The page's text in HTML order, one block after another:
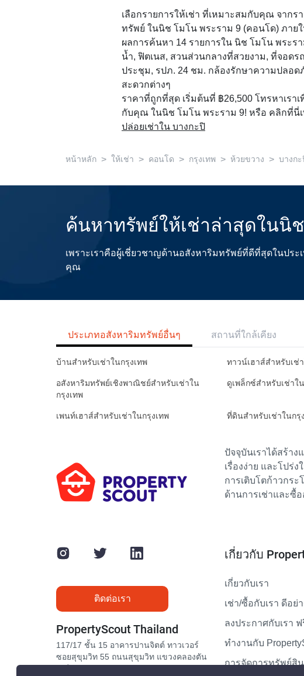
เลือกรายการให้เช่า ที่เหมาะสมกับคุณ จากร
ทรัพย์ ในนิช โมโน พระราม 9 (คอนโด) ภาย
ผลการค้นหา 14 รายการใน นิช โมโน พระร
น้ำ, ฟิตเนส, สวนส่วนกลางที่สวยงาม, ที่จอดร
ประชุม, รปภ. 24 ชม. กล้องรักษาความปลอด
สะดวกต่างๆ
ราคาที่ถูกที่สุด เริ่มต้นที่ ฿26,500 โทรหาเรา
กับคุณ ในนิช โมโน พระราม 9! หรือ คลิกที่นี่
ปล่อยเช่าใน บางกะปิ
หน้าหลัก > ให้เช่า > คอนโด > กรุงเทพ > ห้วยขวาง > บางกะ
ค้นหาทรัพย์ให้เช่าล่าสุดในนิ
เพราะเราคือผู้เชี่ยวชาญด้านอสังหาริมทรัพย์ที่ดีที่สุดในปร
คุณ
ประเภทอสังหาริมทรัพย์อื่นๆ สถานที่ใกล้เคียง
บ้านสำหรับเช่าในกรุงเทพ ทาวน์เฮาส์สำหรับเช่
อสังหาริมทรัพย์เชิงพาณิชย์สำหรับเช่าใน
กรุงเทพ
ดูเพล็กซ์สำหรับเช่าใ
เพนท์เฮาส์สำหรับเช่าในกรุงเทพ ที่ดินสำหรับเช่าในกรุ
ปัจจุบันเราได้สร้า
เรื่องง่าย และโปร่
การเติบโตก้าวกร
ด้านการเช่าและซื้
ติดต่อเรา
PropertyScout Thailand
117/17 ชั้น 15 อาคารปานจิตต์ ทาวเวอร์
ซอยสุขุมวิท 55 ถนนสุขุมวิท แขวงคลองตัน
เกี่ยวกับ
เกี่ยวกับเรา
เช่า/ซื้อกับเรา ดีอย่
ลงประกาศกับเรา ฟ
ทำงานกับ
การจัดการทรัพย์สิน